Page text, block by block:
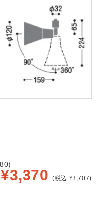
¥3,370 (税込 ¥3,707)